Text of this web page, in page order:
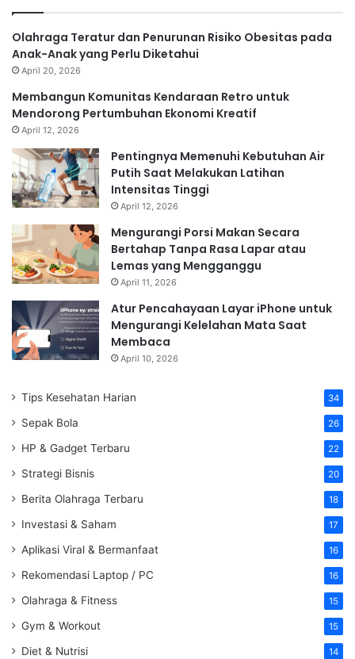
Olahraga Teratur dan Penurunan Risiko Obesitas pada
Anak-Anak yang Perlu Diketahui
April 20, 2026
Membangun Komunitas Kendaraan Retro untuk
Mendorong Pertumbuhan Ekonomi Kreatif
April 12, 2026
Pentingnya Memenuhi Kebutuhan Air
Putih Saat Melakukan Latihan
Intensitas Tinggi
April 12, 2026
Mengurangi Porsi Makan Secara
Bertahap Tanpa Rasa Lapar atau
Lemas yang Mengganggu
April 11, 2026
Atur Pencahayaan Layar iPhone untuk
Mengurangi Kelelahan Mata Saat
Membaca
April 10, 2026
Tips Kesehatan Harian 34
Sepak Bola 26
HP & Gadget Terbaru 22
Strategi Bisnis 20
Berita Olahraga Terbaru 18
Investasi & Saham 17
Aplikasi Viral & Bermanfaat 16
Rekomendasi Laptop / PC 16
Olahraga & Fitness 15
Gym & Workout 15
Diet & Nutrisi 14